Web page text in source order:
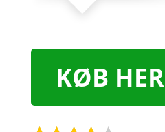
KØB HER